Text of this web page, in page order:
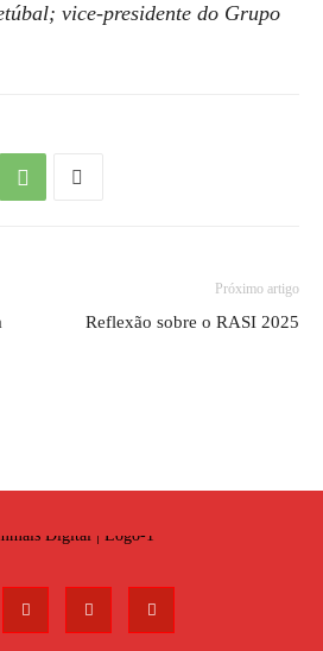
vice-presidente do Grupo
Próximo artigo
Reflexão sobre o RASI 2025